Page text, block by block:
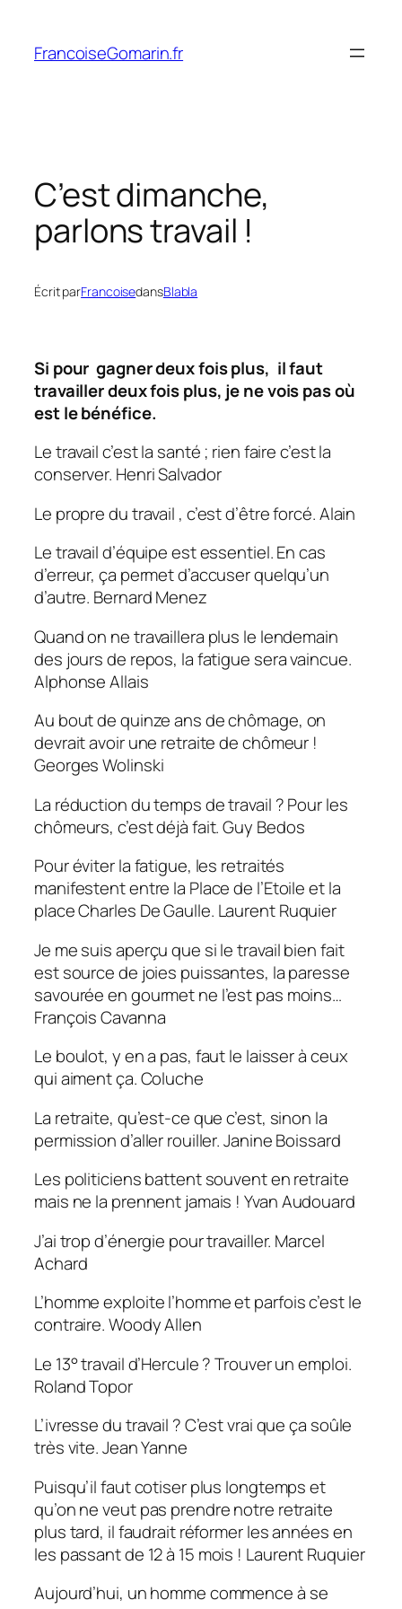
contenu
FrancoiseGomarin.fr
C’est dimanche,
parlons travail !
Écrit parFrancoisedansBlabla
Si pour gagner deux fois plus, il faut
travailler deux foisplus, je ne vois pas où
est le bénéfice.
Le travail c’est la santé ; rien faire c’est la
conserver. Henri Salvador
Le propre du travail , c’est d’être forcé.Alain
Le travail d’équipe est essentiel. En cas
d’erreur, ça permet d’accuser quelqu’un
d’autre. Bernard Menez
Quand on ne travaillera plus le lendemain
des jours de repos, la fatigue sera vaincue.
Alphonse Allais
Au bout de quinze ans de chômage, on
devrait avoir une retraite de chômeur !
Georges Wolinski
La réduction du temps de travail ? Pour les
chômeurs, c’est déjà fait.Guy Bedos
Pour éviter la fatigue, les retraités
manifestent entre la Place de l’Etoile et la
place Charles De Gaulle. Laurent Ruquier
Je me suis aperçu que si le travail bien fait
est source de joies puissantes, la paresse
savourée en gourmet ne l’est pas moins…
François Cavanna
Le boulot, y en a pas, faut le laisser à ceux
qui aiment ça.Coluche
La retraite, qu’est-ce que c’est, sinon la
permission d’aller rouiller.Janine Boissard
Les politiciens battent souvent en retraite
mais ne la prennent jamais !Yvan Audouard
J’ai trop d’énergie pour travailler. Marcel
Achard
L’homme exploite l’homme et parfois c’est le
contraire.Woody Allen
Le 13° travail d’Hercule ? Trouver un emploi.
Roland Topor
L’ivresse du travail ? C’est vrai que ça soûle
très vite.Jean Yanne
Puisqu’il faut cotiser plus longtemps et
qu’on ne veut pas prendre notre retraite
plus tard, il faudrait réformer les années en
les passant de 12 à 15 mois ! Laurent Ruquier
Aujourd’hui, un homme commence à se